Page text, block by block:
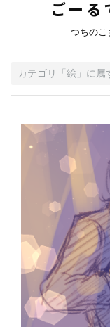
ごー
つちのこ
カテゴリ「 絵 」に属